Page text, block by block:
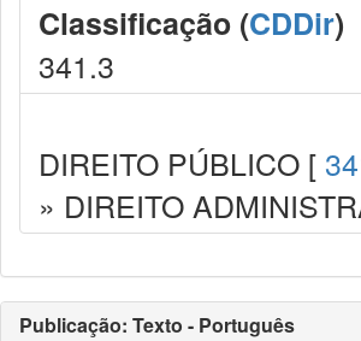
Classificação (CDDir)
341.3
DIREITO PÚBLICO [
» DIREITO
Publicação: Texto - Português